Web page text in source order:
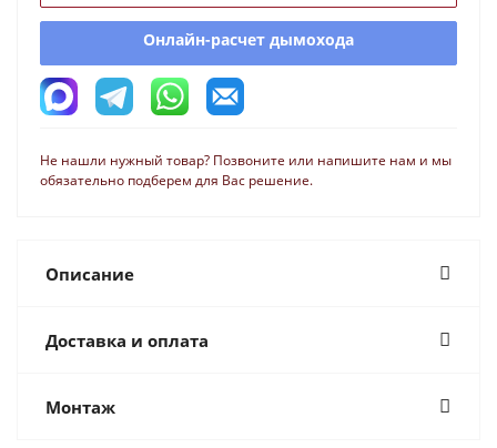
Онлайн-расчет дымохода
Не нашли нужный товар? Позвоните или напишите нам и мы
обязательно подберем для Вас решение.
Описание
Доставка и оплата
Монтаж